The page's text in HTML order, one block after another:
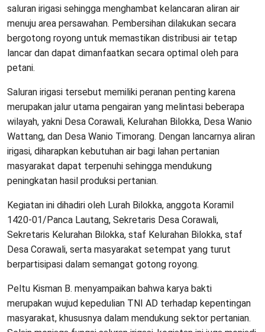
saluran irigasi sehingga menghambat kelancaran aliran air
menuju area persawahan. Pembersihan dilakukan secara
bergotong royong untuk memastikan distribusi air tetap
lancar dan dapat dimanfaatkan secara optimal oleh para
petani.
Saluran irigasi tersebut memiliki peranan penting karena
merupakan jalur utama pengairan yang melintasi beberapa
wilayah, yakni Desa Corawali, Kelurahan Bilokka, Desa Wanio
Wattang, dan Desa Wanio Timorang. Dengan lancarnya aliran
irigasi, diharapkan kebutuhan air bagi lahan pertanian
masyarakat dapat terpenuhi sehingga mendukung
peningkatan hasil produksi pertanian.
Kegiatan ini dihadiri oleh Lurah Bilokka, anggota Koramil
1420-01/Panca Lautang, Sekretaris Desa Corawali,
Sekretaris Kelurahan Bilokka, staf Kelurahan Bilokka, staf
Desa Corawali, serta masyarakat setempat yang turut
berpartisipasi dalam semangat gotong royong.
Peltu Kisman B. menyampaikan bahwa karya bakti
merupakan wujud kepedulian TNI AD terhadap kepentingan
masyarakat, khususnya dalam mendukung sektor pertanian.